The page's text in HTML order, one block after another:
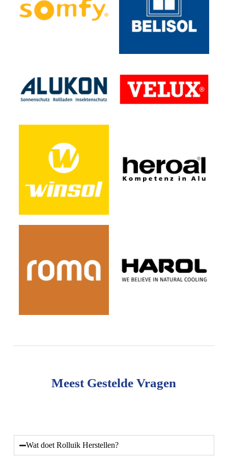
Meest Gestelde Vragen
Wat doet Rolluik Herstellen?